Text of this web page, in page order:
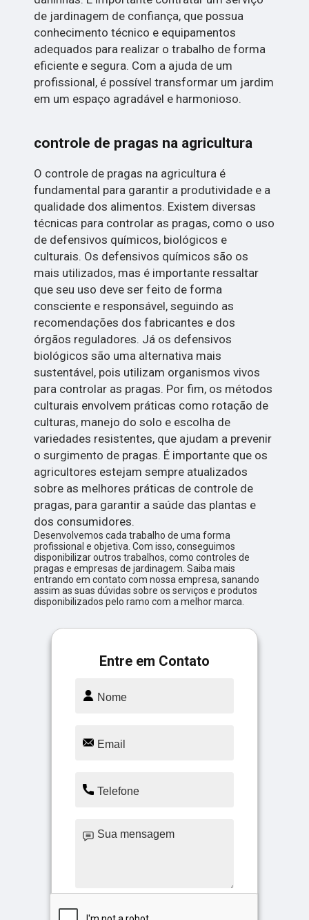
de jardinagem de confiança, que possua
conhecimento técnico e equipamentos
adequados para realizar o trabalho de forma
eficiente e segura. Com a ajuda de um
profissional, é possível transformar um jardim
em um espaço agradável e harmonioso.
controle de pragas na agricultura
O controle de pragas na agricultura é
fundamental para garantir a produtividade e a
qualidade dos alimentos. Existem diversas
técnicas para controlar as pragas, como o uso
de defensivos químicos, biológicos e
culturais. Os defensivos químicos são os
mais utilizados, mas é importante ressaltar
que seu uso deve ser feito de forma
consciente e responsável, seguindo as
recomendações dos fabricantes e dos
órgãos reguladores. Já os defensivos
biológicos são uma alternativa mais
sustentável, pois utilizam organismos vivos
para controlar as pragas. Por fim, os métodos
culturais envolvem práticas como rotação de
culturas, manejo do solo e escolha de
variedades resistentes, que ajudam a prevenir
o surgimento de pragas. É importante que os
agricultores estejam sempre atualizados
sobre as melhores práticas de controle de
pragas, para garantir a saúde das plantas e
dos consumidores.
Desenvolvemos cada trabalho de uma forma
profissional e objetiva. Com isso, conseguimos
disponibilizar outros trabalhos, como controles de
pragas e empresas de jardinagem. Saiba mais
entrando em contato com nossa empresa, sanando
assim as suas dúvidas sobre os serviços e produtos
disponibilizados pelo ramo com a melhor marca.
Entre em Contato